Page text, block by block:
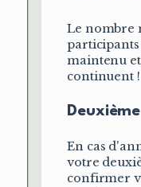
Le nombre
participants
maintenu
continuent !
En cas
votre
confirmer